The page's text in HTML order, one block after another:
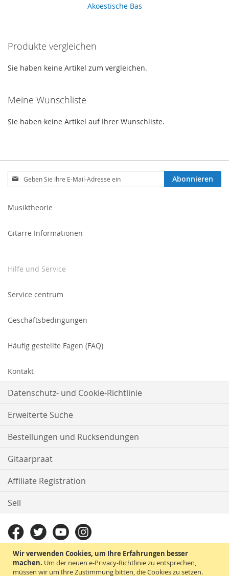
Wir verwenden Cookies, um Ihre Erfahrungen besser
machen. Um der neuen e-Privacy-Richtlinie zu entsprechen,
müssen wir um Ihre Zustimmung bitten, die Cookies zu setzen.
Akoestische Bas
Produkte vergleichen
Sie haben keine Artikel zum vergleichen.
Meine Wunschliste
Sie haben keine Artikel auf Ihrer Wunschliste.
Melden
Sie
für
an:
Abonnieren
Musiktheorie
Gitarre Informationen
Hilfe und Service
Service centrum
Geschäftsbedingungen
Häufig gestellte Fagen (FAQ)
Kontakt
Datenschutz- und Cookie-Richtlinie
Erweiterte Suche
Bestellungen und Rücksendungen
Gitaarpraat
Affiliate Registration
Sell